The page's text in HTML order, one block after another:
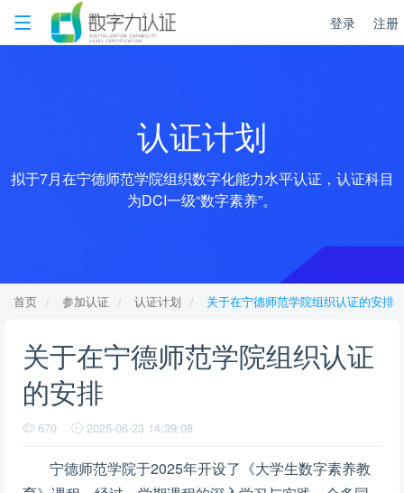
登录 注册
认证计划
拟于7月在宁德师范学院组织数字化能力水平认证，认证科目
为DCI一级“数字素养”。
首页 参加认证 认证计划 关于在宁德师范学院组织认证的安排
关于在宁德师范学院组织认证
的安排
670 2025-06-23 14:39:08
宁德师范学院于2025年开设了《大学生数字素养教